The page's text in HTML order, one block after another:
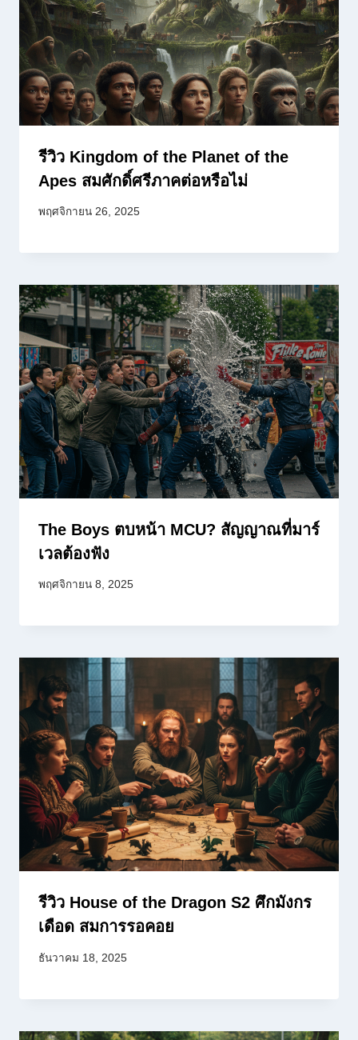
รีวิว Kingdom of the Planet of the
Apes สมศักดิ์ศรีภาคต่อหรือไม่
พฤศจิกายน 26, 2025
The Boys ตบหน้า MCU? สัญญาณที่มาร์
เวลต้องฟัง
พฤศจิกายน 8, 2025
รีวิว House of the Dragon S2 ศึกมังกร
เดือด สมการรอคอย
ธันวาคม 18, 2025